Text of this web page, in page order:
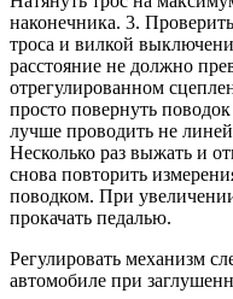
наконечника. 3.
троса и вилкой
расстояние не должно
отрегулированном
просто повернуть
лучше проводить не
Несколько раз выжать и
снова повторить
поводком. При
прокачать педалью.
Регулировать механизм
автомобиле при